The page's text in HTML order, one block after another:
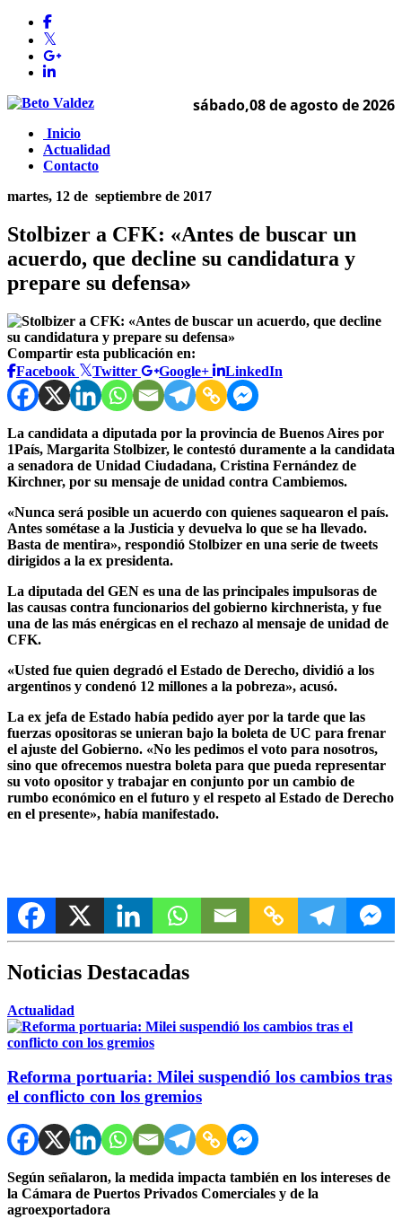
sábado,08 de agosto de 2026
Inicio
Actualidad
Contacto
martes, 12 de septiembre de 2017
Stolbizer a CFK: «Antes de buscar un
acuerdo, que decline su candidatura y
prepare su defensa»
Compartir esta publicación en:
Facebook
Twitter Google+ LinkedIn
La candidata a diputada por la provincia de Buenos Aires por
1País, Margarita Stolbizer, le contestó duramente a la candidata
a senadora de Unidad Ciudadana, Cristina Fernández de
Kirchner, por su mensaje de unidad contra Cambiemos.
«Nunca será posible un acuerdo con quienes saquearon el país.
Antes sométase a la Justicia y devuelva lo que se ha llevado.
Basta de mentira», respondió Stolbizer en una serie de tweets
dirigidos a la ex presidenta.
La diputada del GEN es una de las principales impulsoras de
las causas contra funcionarios del gobierno kirchnerista, y fue
una de las más enérgicas en el rechazo al mensaje de unidad de
CFK.
«Usted fue quien degradó el Estado de Derecho, dividió a los
argentinos y condenó 12 millones a la pobreza», acusó.
La ex jefa de Estado había pedido ayer por la tarde que las
fuerzas opositoras se unieran bajo la boleta de UC para frenar
el ajuste del Gobierno. «No les pedimos el voto para nosotros,
sino que ofrecemos nuestra boleta para que pueda representar
su voto opositor y trabajar en conjunto por un cambio de
rumbo económico en el futuro y el respeto al Estado de Derecho
en el presente», había manifestado.
Noticias Destacadas
Actualidad
Reforma portuaria: Milei suspendió los cambios tras
el conflicto con los gremios
Según señalaron, la medida impacta también en los intereses de
la Cámara de Puertos Privados Comerciales y de la
agroexportadora